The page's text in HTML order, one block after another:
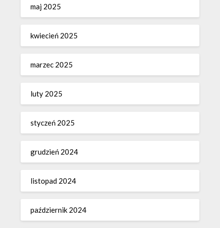
maj 2025
kwiecień 2025
marzec 2025
luty 2025
styczeń 2025
grudzień 2024
listopad 2024
październik 2024